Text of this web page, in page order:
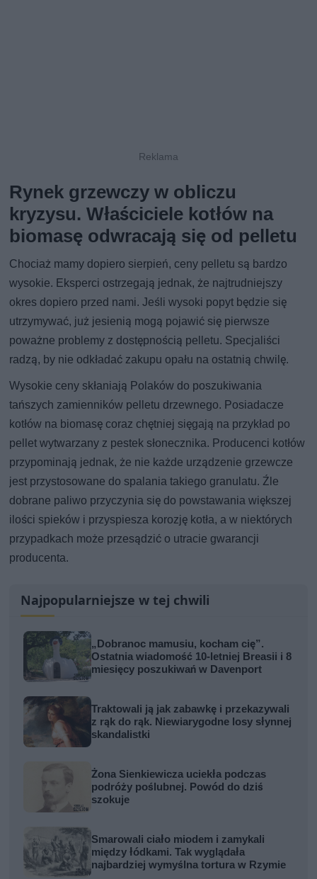
Rynek grzewczy w obliczu
kryzysu. Właściciele kotłów na
biomasę odwracają się od pelletu
Chociaż mamy dopiero sierpień, ceny pelletu są bardzo
wysokie. Eksperci ostrzegają jednak, że najtrudniejszy
okres dopiero przed nami. Jeśli wysoki popyt będzie się
utrzymywać, już jesienią mogą pojawić się pierwsze
poważne problemy z dostępnością pelletu. Specjaliści
radzą, by nie odkładać zakupu opału na ostatnią chwilę.
Wysokie ceny skłaniają Polaków do poszukiwania
tańszych zamienników pelletu drzewnego. Posiadacze
kotłów na biomasę coraz chętniej sięgają na przykład po
pellet wytwarzany z pestek słonecznika. Producenci kotłów
przypominają jednak, że nie każde urządzenie grzewcze
jest przystosowane do spalania takiego granulatu. Źle
dobrane paliwo przyczynia się do powstawania większej
ilości spieków i przyspiesza korozję kotła, a w niektórych
przypadkach może przesądzić o utracie gwarancji
producenta.
Najpopularniejsze w tej chwili
„Dobranoc mamusiu, kocham cię”.
Ostatnia wiadomość 10-letniej Breasii i 8
miesięcy poszukiwań w Davenport
Traktowali ją jak zabawkę i przekazywali
z rąk do rąk. Niewiarygodne losy słynnej
skandalistki
Żona Sienkiewicza uciekła podczas
podróży poślubnej. Powód do dziś
szokuje
Smarowali ciało miodem i zamykali
między łódkami. Tak wyglądała
najbardziej wymyślna tortura w Rzymie